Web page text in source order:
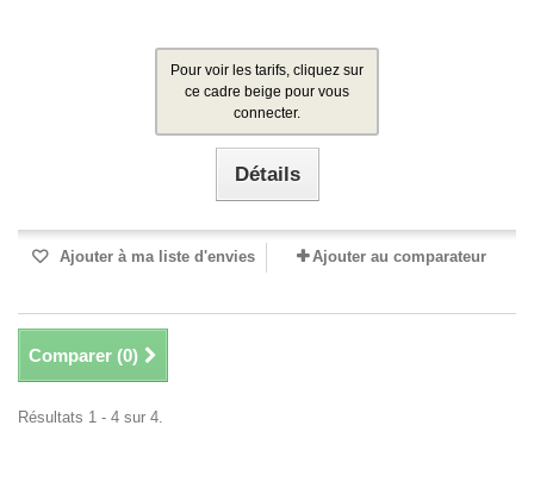
Pour voir les tarifs, cliquez sur
ce cadre beige pour vous
connecter.
Détails
Ajouter à ma liste d'envies Ajouter au comparateur
Comparer (0)
Résultats 1 - 4 sur 4.